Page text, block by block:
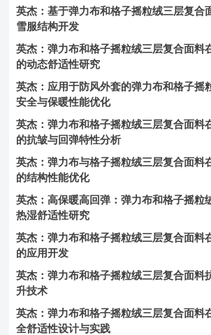
英杰：基于弹力布和格子摇粒绒三层复合
雪服结构开发
英杰：弹力布和格子摇粒绒三层复合面料
的动态舒适性研究
英杰：应用于防风外套的弹力布和格子摇
安全与保暖性能优化
英杰：弹力布和格子摇粒绒三层复合面料
的抗皱与回弹特性分析
英杰：弹力布与格子摇粒绒三层复合面料
的结构性能优化
英杰：高保暖高回弹：弹力布和格子摇粒
热湿舒适性研究
英杰：弹力布和格子摇粒绒三层复合面料
的应用开发
英杰：弹力布和格子摇粒绒三层复合面料
升技术
英杰：弹力布和格子摇粒绒三层复合面料
全舒适性设计与实践